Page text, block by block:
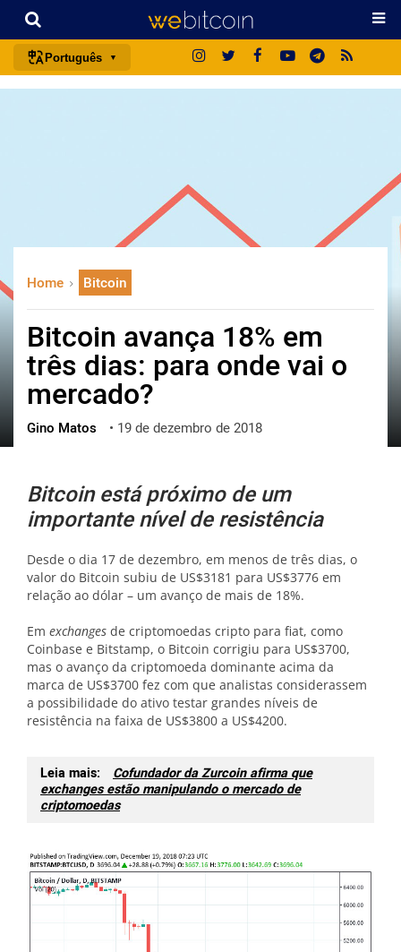
Português
中文
한국어
العربية
ไทย
ქართული
vietnamese
Home Bitcoin
Bitcoin avança 18% em
três dias: para onde vai o
mercado?
Gino Matos • 19 de dezembro de 2018
Bitcoin está próximo de um
importante nível de resistência
Desde o dia 17 de dezembro, em menos de três dias, o
valor do Bitcoin subiu de US$3181 para US$3776 em
relação ao dólar – um avanço de mais de 18%.
Em exchanges de criptomoedas cripto para fiat, como
Coinbase e Bitstamp, o Bitcoin corrigiu para US$3700,
mas o avanço da criptomoeda dominante acima da
marca de US$3700 fez com que analistas considerassem
a possibilidade do ativo testar grandes níveis de
resistência na faixa de US$3800 a US$4200.
Leia mais:
Cofundador da Zurcoin afirma que
exchanges estão manipulando o mercado de
criptomoedas